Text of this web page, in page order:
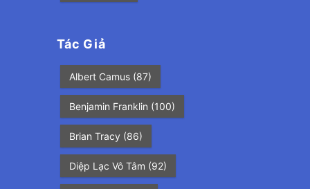
Tác Giả
Albert Camus(87)
Benjamin Franklin (100)
Brian Tracy (86)
Diệp Lạc Vô Tâm (92)